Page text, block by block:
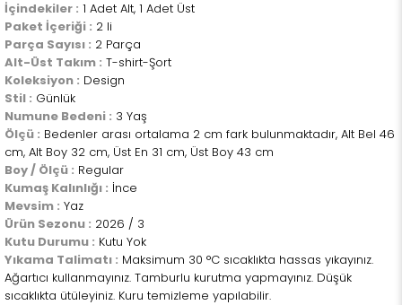
İçindekiler : 1 Adet Alt, 1 Adet Üst
Paket İçeriği : 2 li
Parça Sayısı : 2 Parça
Alt-Üst Takım : T-shirt-Şort
Koleksiyon : Design
Stil : Günlük
Numune Bedeni : 3 Yaş
Ölçü : Bedenler arası ortalama 2 cm fark bulunmaktadır, Alt Bel 46
cm, Alt Boy 32 cm, Üst En 31 cm, Üst Boy 43 cm
Boy / Ölçü : Regular
Kumaş Kalınlığı : İnce
Mevsim : Yaz
Ürün Sezonu : 2026 / 3
Kutu Durumu : Kutu Yok
Yıkama Talimatı : Maksimum 30 °C sıcaklıkta hassas yıkayınız.
Ağartıcı kullanmayınız. Tamburlu kurutma yapmayınız. Düşük
sıcaklıkta ütüleyiniz. Kuru temizleme yapılabilir.